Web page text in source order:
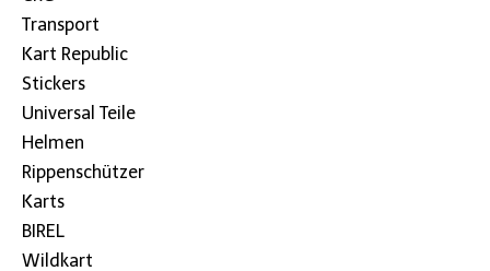
Transport
Kart Republic
Stickers
Universal Teile
Helmen
Rippenschützer
Karts
BIREL
Wildkart